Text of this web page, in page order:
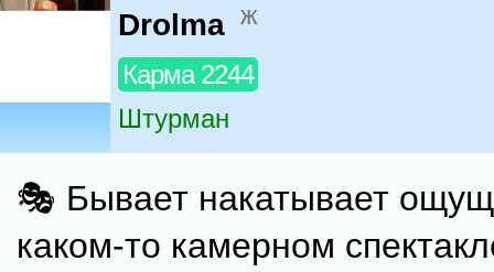
Drolma ж
Карма 2244
Штурман
🎭 Бывает накатывает
каком-то камерном